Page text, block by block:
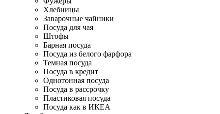
Хлебницы
Заварочные чайники
Посуда для чая
Штофы
Барная посуда
Посуда из белого фарфора
Темная посуда
Посуда в кредит
Однотонная посуда
Посуда в рассрочку
Пластиковая посуда
Посуда как в ИКЕА